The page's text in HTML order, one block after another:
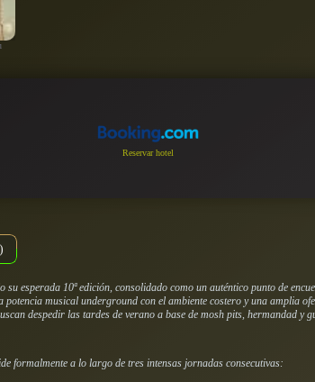
Reservar hotel
esperada 10ª edición, consolidado como un auténtico punto de
musical underground con el ambiente costero y una amplia
despedir las tardes de verano a base de mosh pits, hermandad
formalmente a lo largo de tres intensas jornadas consecutivas: